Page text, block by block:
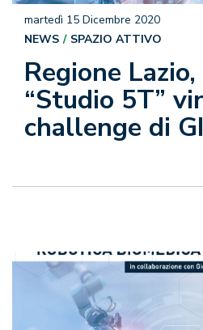
Regione Lazio,
“Studio 5T”
challenge di
martedì 15 Dicembre 2020
NEWS
SPAZIO ATTIVO